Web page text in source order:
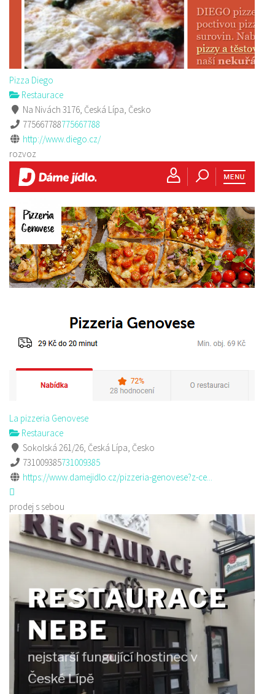
Pizza Diego
Restaurace
Na Nivách 3176, Česká Lípa, Česko
775667788775667788
http://www.diego.cz/
rozvoz
La pizzeria Genovese
Restaurace
Sokolská 261/26, Česká Lípa, Česko
731009385731009385
https://www.damejidlo.cz/pizzeria-genovese?z-ce...
prodej s sebou